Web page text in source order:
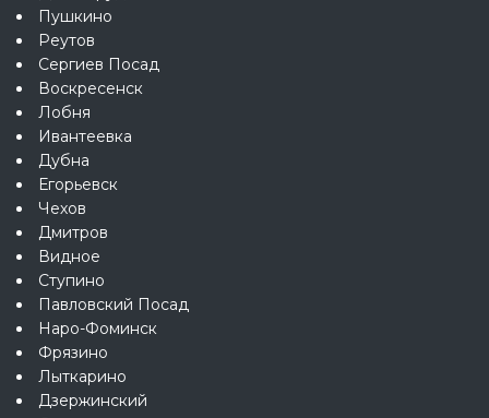
Пушкино
Реутов
Сергиев Посад
Воскресенск
Лобня
Ивантеевка
Дубна
Егорьевск
Чехов
Дмитров
Видное
Ступино
Павловский Посад
Наро-Фоминск
Фрязино
Лыткарино
Дзержинский